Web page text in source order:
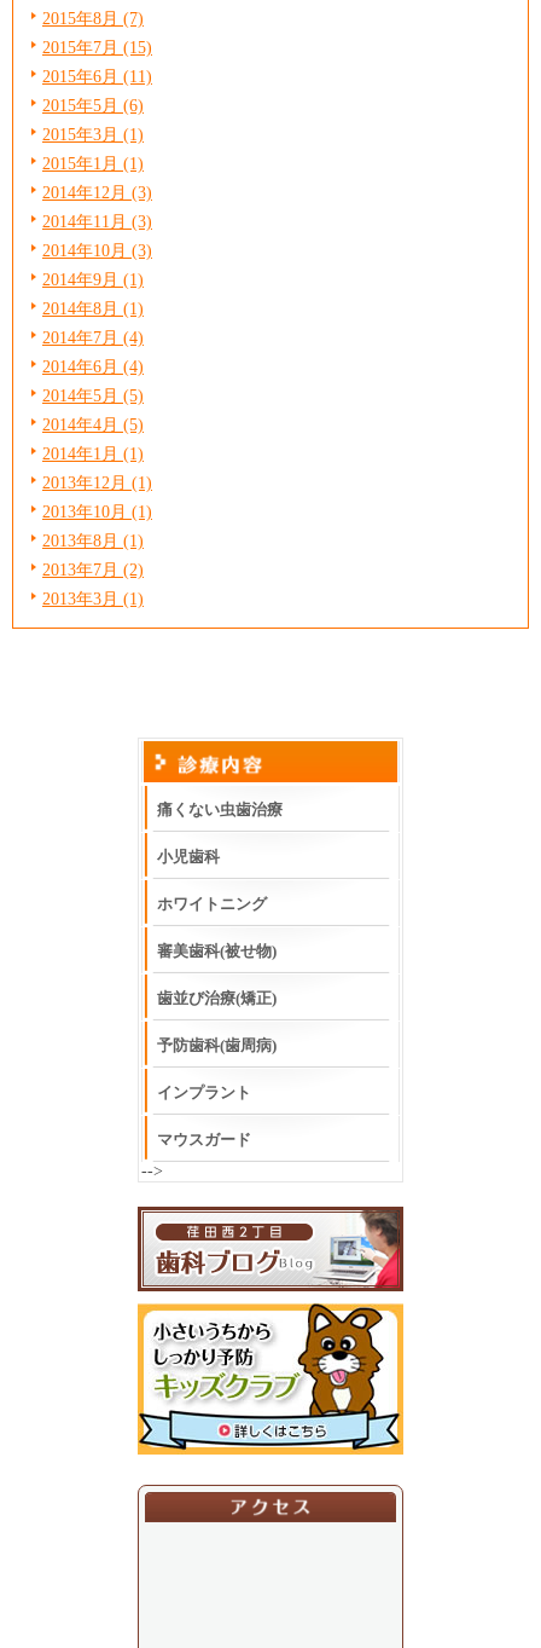
2015年8月 (7)
2015年7月 (15)
2015年6月 (11)
2015年5月 (6)
2015年3月 (1)
2015年1月 (1)
2014年12月 (3)
2014年11月 (3)
2014年10月 (3)
2014年9月 (1)
2014年8月 (1)
2014年7月 (4)
2014年6月 (4)
2014年5月 (5)
2014年4月 (5)
2014年1月 (1)
2013年12月 (1)
2013年10月 (1)
2013年8月 (1)
2013年7月 (2)
2013年3月 (1)
痛くない虫歯治療
小児歯科
ホワイトニング
審美歯科(被せ物)
歯並び治療(矯正)
予防歯科(歯周病)
インプラント
マウスガード
-->